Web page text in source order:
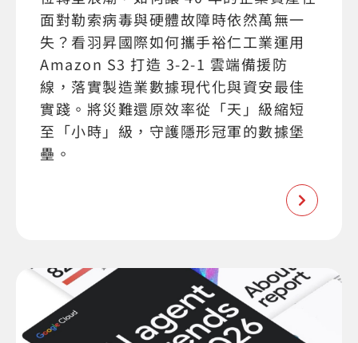
面對勒索病毒與硬體故障時依然萬無一
失？看羽昇國際如何攜手裕仁工業運用
Amazon S3 打造 3-2-1 雲端備援防
線，落實製造業數據現代化與資安最佳
實踐。將災難還原效率從「天」級縮短
至「小時」級，守護隱形冠軍的數據堡
壘。